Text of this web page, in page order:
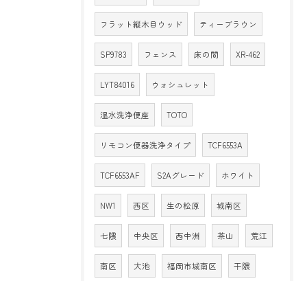
フラット縦木目ウッド ティーブラウン
SP9783 フェンス 床の間 XR-462
LYT84016 ウォシュレット
温水洗浄便座 TOTO
リモコン便器洗浄タイプ TCF6553A
TCF6553AF S2Aグレード ホワイト
NW1 西区 生の松原 城南区
七隈 中央区 西中洲 茶山 荒江
南区 大池 福岡市城南区 干隈